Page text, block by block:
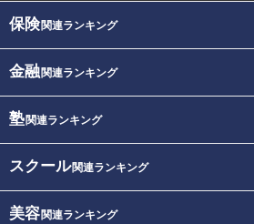
保険関連ランキング
金融関連ランキング
塾関連ランキング
スクール関連ランキング
美容関連ランキング